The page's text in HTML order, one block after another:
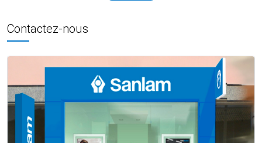
Contactez-nous